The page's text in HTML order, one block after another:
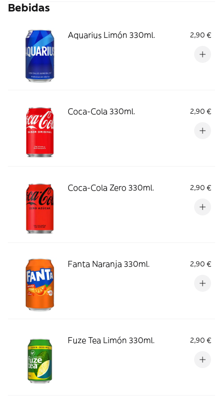
Bebidas
Aquarius Limón 330ml. 2,90 €
Coca-Cola 330ml. 2,90 €
Coca-Cola Zero 330ml. 2,90 €
Fanta Naranja 330ml. 2,90 €
Fuze Tea Limón 330ml. 2,90 €